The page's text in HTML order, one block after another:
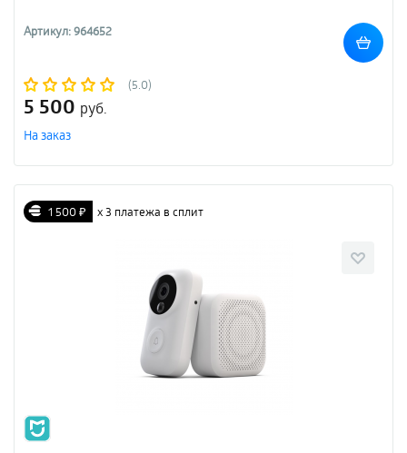
Артикул: 964652
(5.0)
5 500 руб.
На заказ
1 500 ₽ х 3 платежа в сплит